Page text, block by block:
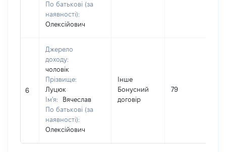
По батькові (за
наявності):
Олексійович
6
Джерело
доходу:
чоловік
Прізвище:
Луцюк
Ім'я:
Вячеслав
По батькові (за
наявності):
Олексійович
Інше
Бонусний
договір
79